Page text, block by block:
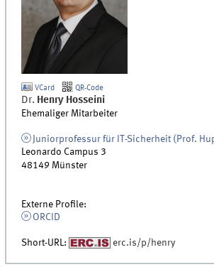
VCard QR-Code
Dr. Henry Hosseini
Ehemaliger Mitarbeiter
Juniorprofessur für IT-Sicherheit (Prof.
Leonardo Campus 3
48149 Münster
Externe Profile:
ORCID
Short-URL: erc.is/p/henry